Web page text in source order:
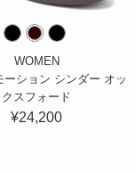
WOMEN
ーション シンダー オッ
クスフォード
¥24,200